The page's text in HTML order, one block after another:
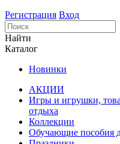
Регистрация Вход
Найти
Каталог
Новинки
АКЦИИ
Игры и игрушки,
отдыха
Коллекции
Обучающие пособия